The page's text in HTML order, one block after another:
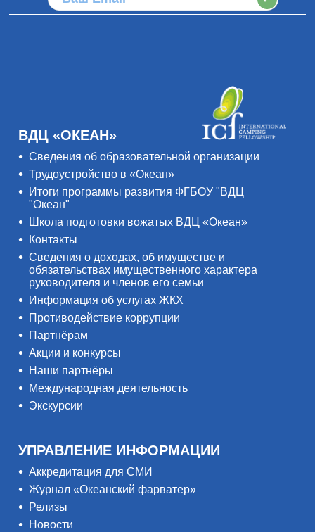
ВДЦ «ОКЕАН»
Сведения об образовательной организации
Трудоустройство в «Океан»
Итоги программы развития ФГБОУ "ВДЦ
"Океан"
Школа подготовки вожатых ВДЦ «Океан»
Контакты
Сведения о доходах, об имуществе и
обязательствах имущественного характера
руководителя и членов его семьи
Информация об услугах ЖКХ
Противодействие коррупции
Партнёрам
Акции и конкурсы
Наши партнёры
Международная деятельность
Экскурсии
УПРАВЛЕНИЕ ИНФОРМАЦИИ
Аккредитация для СМИ
Журнал «Океанский фарватер»
Релизы
Новости